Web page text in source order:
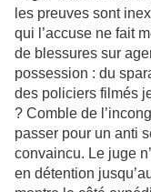
les preuves sont
qui l’accuse ne fait
de blessures sur
possession : du
des policiers filmés
? Comble de
passer pour un anti
convaincu. Le juge
en détention